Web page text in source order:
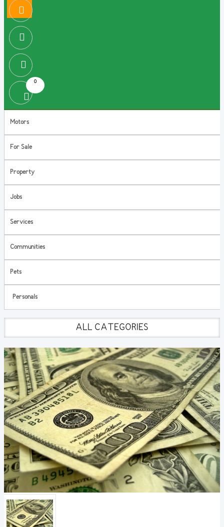
0
Motors
For Sale
Property
Jobs
Services
Communities
Pets
Personals
ALL CATEGORIES